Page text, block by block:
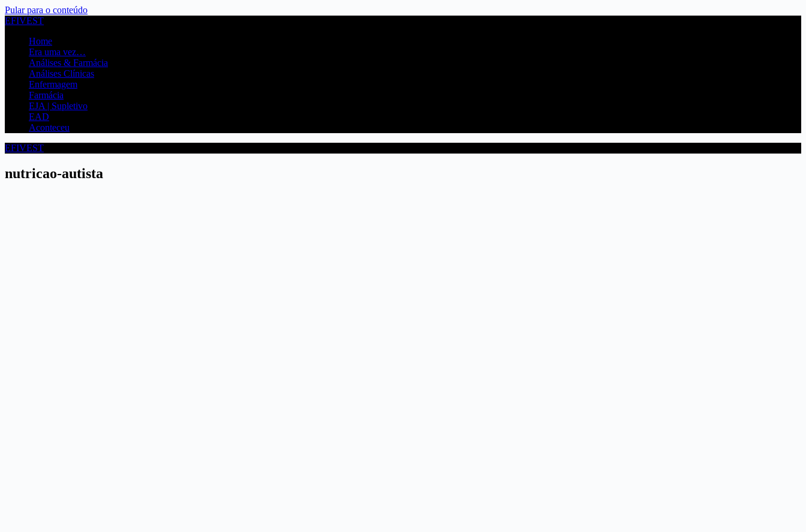
Pular para o conteúdo
EFIVEST
Home
Era uma vez…
Análises & Farmácia
Análises Clínicas
Enfermagem
Farmácia
EJA | Supletivo
EAD
Aconteceu
EFIVEST
nutricao-autista